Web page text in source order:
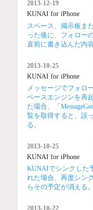
2013-12-19
KUNAI for iPhone
スペース、掲示板ま
った後に、フォロー
直前に書き込んだ内
2013-10-25
KUNAI for iPhone
メッセージでフォロ
ベースエンジンを再
た場合、「
覧を取得すると、誤
る。
2013-10-25
KUNAI for iPhone
KUNAIでシンクした
れた場合、再度シン
らその予定が消える。
2013-10-22